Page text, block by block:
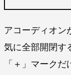
アコーディオン
気に全部開閉す
「＋」マーク